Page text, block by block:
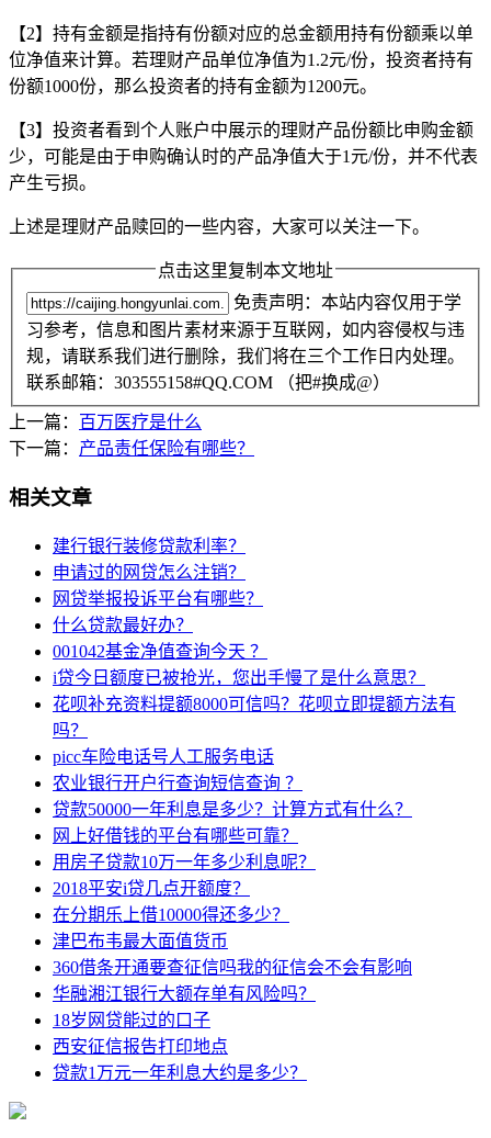
【2】持有金额是指持有份额对应的总金额用持有份额乘以单
位净值来计算。若理财产品单位净值为1.2元/份，投资者持有
份额1000份，那么投资者的持有金额为1200元。
【3】投资者看到个人账户中展示的理财产品份额比申购金额
少，可能是由于申购确认时的产品净值大于1元/份，并不代表
产生亏损。
上述是理财产品赎回的一些内容，大家可以关注一下。
点击这里复制本文地址
免责声明：本站内容仅用于学
习参考，信息和图片素材来源于互联网，如内容侵权与违
规，请联系我们进行删除，我们将在三个工作日内处理。
联系邮箱：303555158#QQ.COM （把#换成@）
上一篇：
百万医疗是什么
下一篇： 产品责任保险有哪些？
相关文章
建行银行装修贷款利率？
申请过的网贷怎么注销？
网贷举报投诉平台有哪些？
什么贷款最好办？
001042基金净值查询今天 ？
i贷今日额度已被抢光，您出手慢了是什么意思？
花呗补充资料提额8000可信吗？花呗立即提额方法有
吗？
picc车险电话号人工服务电话
农业银行开户行查询短信查询 ？
贷款50000一年利息是多少？计算方式有什么？
网上好借钱的平台有哪些可靠？
用房子贷款10万一年多少利息呢？
2018平安i贷几点开额度？
在分期乐上借10000得还多少？
津巴布韦最大面值货币
360借条开通要查征信吗我的征信会不会有影响
华融湘江银行大额存单有风险吗？
18岁网贷能过的口子
西安征信报告打印地点
贷款1万元一年利息大约是多少？